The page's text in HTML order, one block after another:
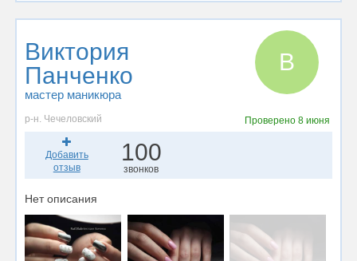
Виктория
Панченко
мастер маникюра
В
р-н. Чечеловский Проверено 8 июня
Добавить
отзыв
100
звонков
Нет описания